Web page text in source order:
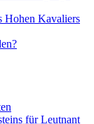
Hohen Kavaliers
für Leutnant